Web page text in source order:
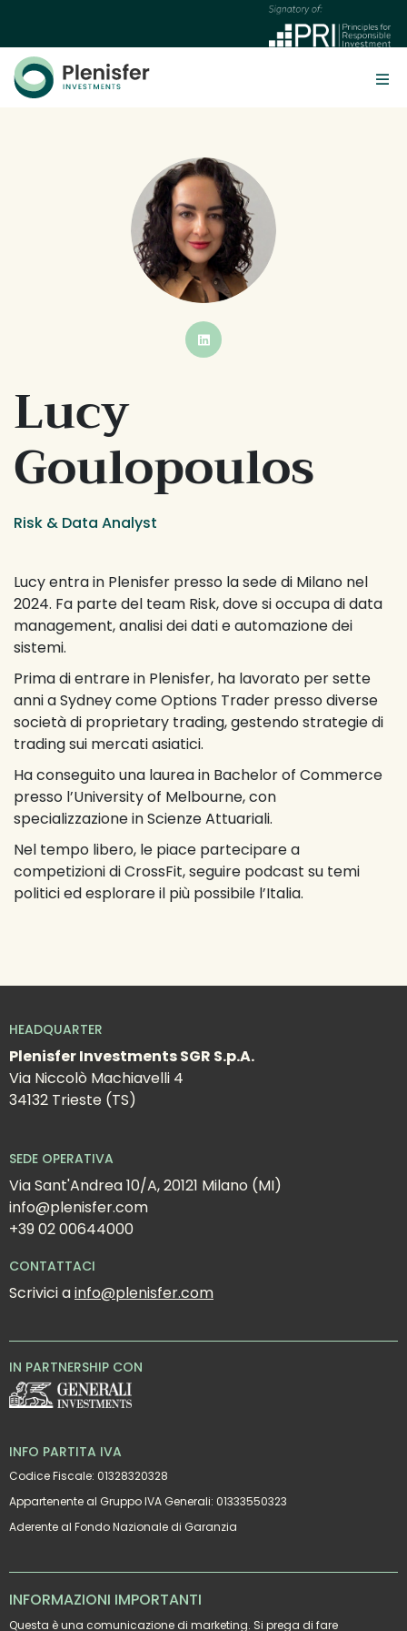
BUTTON
Lucy
Goulopoulos
Risk & Data Analyst
Lucy entra in Plenisfer presso la sede di Milano nel
2024. Fa parte del team Risk, dove si occupa di data
management, analisi dei dati e automazione dei
sistemi.
Prima di entrare in Plenisfer, ha lavorato per sette
anni a Sydney come Options Trader presso diverse
società di proprietary trading, gestendo strategie di
trading sui mercati asiatici.
Ha conseguito una laurea in Bachelor of Commerce
presso l’University of Melbourne, con
specializzazione in Scienze Attuariali.
Nel tempo libero, le piace partecipare a
competizioni di CrossFit, seguire podcast su temi
politici ed esplorare il più possibile l’Italia.
HEADQUARTER
Plenisfer Investments SGR S.p.A.
Via Niccolò Machiavelli 4
34132 Trieste (TS)
SEDE OPERATIVA
Via Sant'Andrea 10/A, 20121 Milano (MI)
info@plenisfer.com
+39 02 00644000
CONTATTACI
Scrivici a info@plenisfer.com
IN PARTNERSHIP CON
INFO PARTITA IVA
Codice Fiscale: 01328320328
Appartenente al Gruppo IVA Generali: 01333550323
Aderente al Fondo Nazionale di Garanzia
INFORMAZIONI IMPORTANTI
Questa è una comunicazione di marketing. Si prega di fare